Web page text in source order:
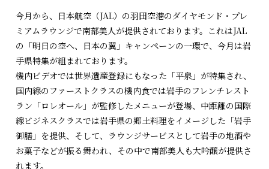
今月から、日本航空（JAL）の羽田空港のダイヤモンド・プレ
ミアムラウンジで南部美人が提供されております。これはJAL
の「明日の空へ、日本の翼」キャンペーンの一環で、今月は岩
手県特集が組まれております。
機内ビデオでは世界遺産登録にもなった「平泉」が特集され、
国内線のファーストクラスの機内食では岩手のフレンチレスト
ラン「ロレオール」が監修したメニューが登場、中距離の国際
線ビジネスクラスでは岩手県の郷土料理をイメージした「岩手
御膳」を提供、そして、ラウンジサービスとして岩手の地酒や
お菓子などが振る舞われ、その中で南部美人も大吟醸が提供さ
れます。